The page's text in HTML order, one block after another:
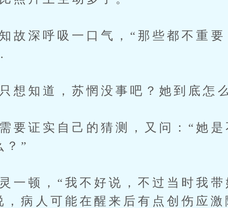
深呼吸一口气，“那些都不重要
知道，苏惘没事吧？她到底怎
证实自己的猜测，又问：“她是
？”
顿，“我不好说，不过当时我带
，病人可能在醒来后有点创伤应